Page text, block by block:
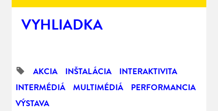
VYHLIADKA
AKCIA INŠTALÁCIA
INTERAKTIVITA
INTERMÉDIÁ
MULTIMÉDIÁ
PERFORMANCIA
VÝSTAVA